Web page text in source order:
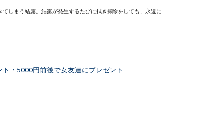
てしまう結露。結露が発生するたびに拭き掃除をしても、永遠に
・5000円前後で女友達にプレゼント